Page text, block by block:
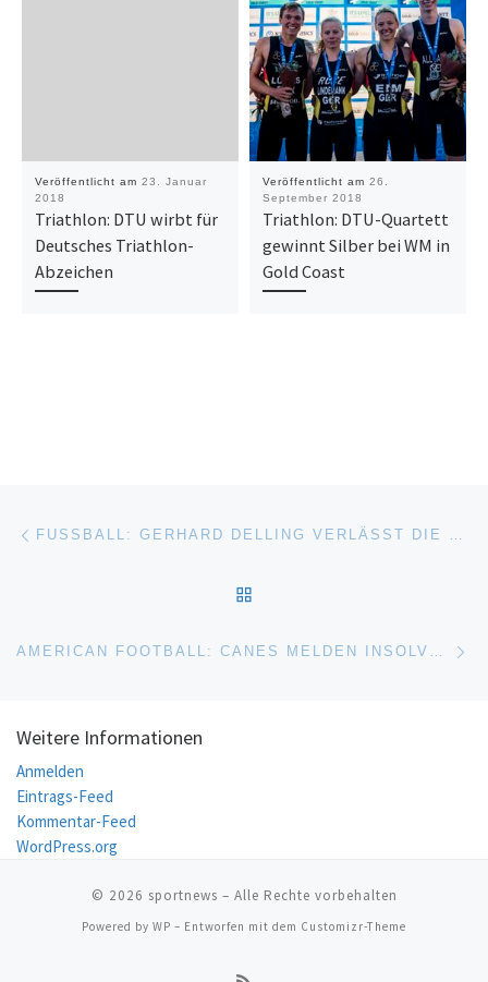
Veröffentlicht am 23. Januar
2018
Triathlon: DTU wirbt für
Deutsches Triathlon-
Abzeichen
Veröffentlicht am 26.
September 2018
Triathlon: DTU-Quartett
gewinnt Silber bei WM in
Gold Coast
Beitragsnavigation FUSSBALL: GERHARD DELLING VERLÄSST DIE SPORTSCHAU
AMERICAN FOOTBALL: CANES MELDEN INSOLVENZ AN
Weitere Informationen
Anmelden
Eintrags-Feed
Kommentar-Feed
WordPress.org
© 2026 sportnews – Alle Rechte vorbehalten
Powered by WP – Entworfen mit dem Customizr-Theme